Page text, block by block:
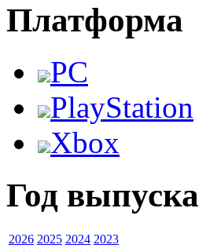
Платформа
PC
PlayStation
Xbox
Год выпуска
2026 2025 2024 2023